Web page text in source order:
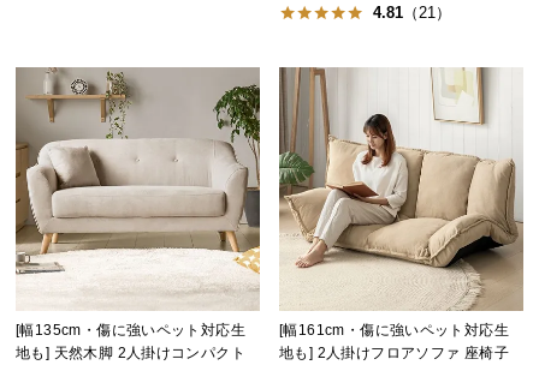
4.81 （21）
[幅135cm・傷に強いペット対応生
地も] 天然木脚 2人掛けコンパクト
[幅161cm・傷に強いペット対応生
地も] 2人掛けフロアソファ 座椅子